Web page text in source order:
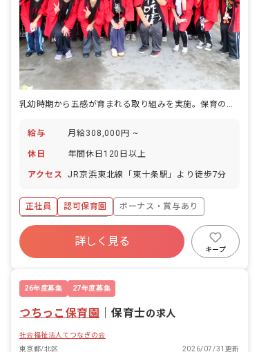
乳幼時期から五感が育まれる取り組みを実施。保育の幅が広がる実感がきっとあります
給与 月給308,000円 ~
休日 年間休日120日以上
アクセス JR京浜東北線「東十条駅」より徒歩7分
正社員 認可保育園
ボーナス・賞与あり
年間休日120日以上
寮・住宅・家賃補助あり
社会保険完備
昇給昇進あり
詳しく見る
キープ
26年度募集 27年度募集
つちっこ保育園 ｜保育士の求人
社会福祉法人てつなぎの会
東京都/北区
2026/07/31更新